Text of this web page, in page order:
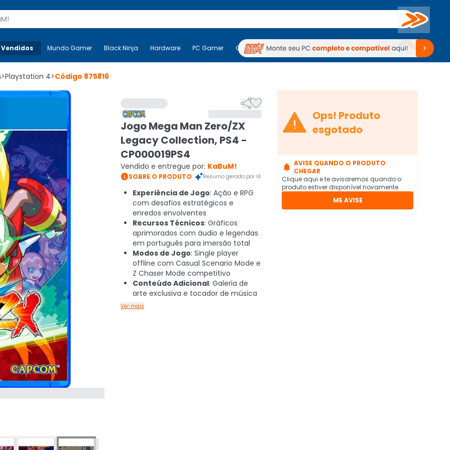
Buscar
Mais-v- Mundo Gamer Black Ninja Hardware PC Gamer Computadores Periféricos TV Venda no KaBuM!
Mundo Gamer Black Ninja Hardware PC Gamer Computadores Periféricos TV Venda no KaBuM!
>Playstation 4>Código 875816

Jogo Mega Man Zero/ZX
Legacy Collection, PS4 -
CP000019PS4
Vendido e entregue por: KaBuM!
SOBRE O PRODUTO Resumo gerado por IA
Experiência de Jogo: Ação e RPG
com desafios estratégicos e
enredos envolventes
Recursos Técnicos: Gráficos
aprimorados com áudio e legendas
em português para imersão total
Modos de Jogo: Single player
offline com Casual Scenario Mode e
Z Chaser Mode competitivo
Conteúdo Adicional: Galeria de
arte exclusiva e tocador de música
Ver mais
 Ops! Produto
esgotado
 AVISE QUANDO O PRODUTO
CHEGAR
Clique aqui e te avisaremos quando o
produto estiver disponível novamente
ME AVISE